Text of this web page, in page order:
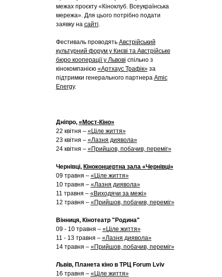
межах проєкту «Кіноклуб. Всеукраїнська
мережа». Для цього потрібно подати
заявку на сайті.
Фестиваль проводять Австрійський
культурний форум у Києві та Австрійське
бюро кооперації у Львові спільно з
кінокомпанією «Артхаус Трафік»за
підтримки генерального партнера Amic
Energy.
Дніпро, « Мост-Кіно»
22 квітня – «Ціле життя»
23 квітня – «Лазня диявола»
24 квітня – «Прийшов, побачив, переміг»
Чернівці, Кіноконцертна зала «Чернівці»
09 травня – «Ціле життя»
10 травня – «Лазня диявола»
11 травня – «Виходячи за межі»
12 травня – «Прийшов, побачив, переміг»
Вінниця, Кінотеатр "Родина"
09 - 10 травня – «Ціле життя»
11 - 13 травня – «Лазня диявола»
14 травня – «Прийшов, побачив, переміг»
Львів, Планета кіно в ТРЦ Forum Lviv
16 травня – «Ціле життя»